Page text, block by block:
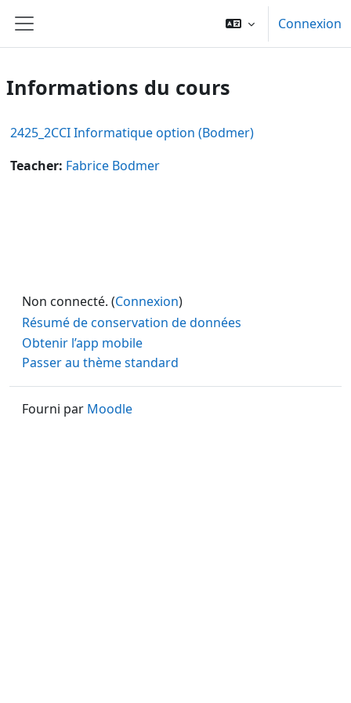
Panneau latéral
Connexion
Informations du cours
2425_2CCI Informatique option (Bodmer)
Teacher: Fabrice Bodmer
Non connecté. (Connexion)
Résumé de conservation de données
Obtenir l’app mobile
Passer au thème standard
Fourni par Moodle